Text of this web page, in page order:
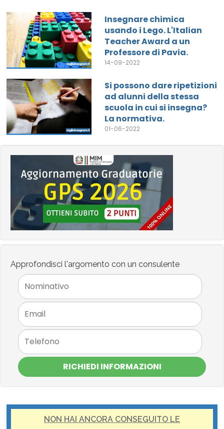
Insegnare chimica
usando i Lego. L'Italian
Teacher Award a un
Professore di Pavia.
14-09-2022
Si possono dare ripetizioni
ad alunni della stessa
scuola in cui si insegna?
La normativa.
01-06-2022
Approfondisci l'argomento con un consulente
RICHIEDI INFORMAZIONI
NON HAI ANCORA CONSEGUITO LE